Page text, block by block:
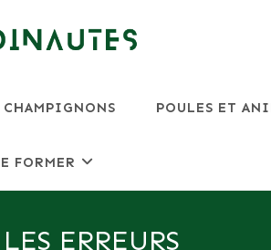
CHAMPIGNONS POULES ET
FORMER
ERREURS